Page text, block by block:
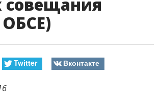
совещания
Twitter Вконтакте